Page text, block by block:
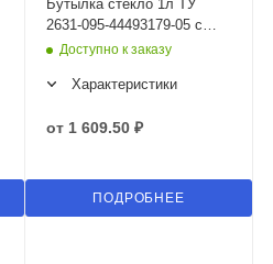
Бутылка стекло 1л ТУ
2631-095-44493179-05 с
изм. 1
Доступно к заказу
Характеристики
от 1 609.50 ₽
ПОДРОБНЕЕ